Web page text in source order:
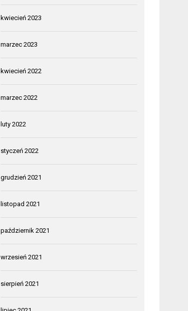
kwiecień 2023
marzec 2023
kwiecień 2022
marzec 2022
luty 2022
styczeń 2022
grudzień 2021
listopad 2021
październik 2021
wrzesień 2021
sierpień 2021